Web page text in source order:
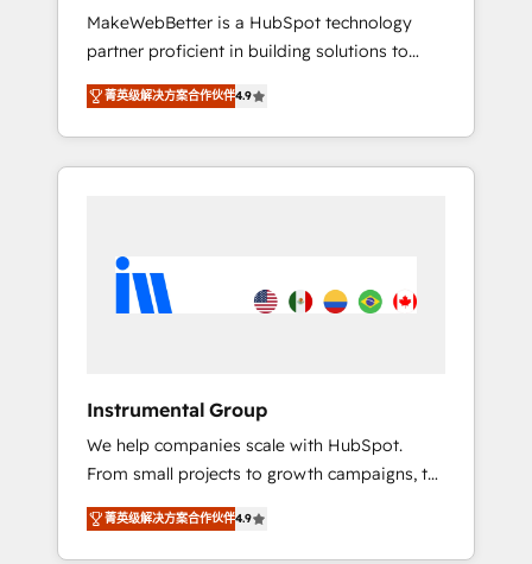
MakeWebBetter is a HubSpot technology
partner proficient in building solutions to
maximize the operational efficiency of
HubSpot. The fastest-growing tech-enabler &
facilitator, MakeWebBetter, hands you the
blend of HubSpot expertise & eminent
HubSpot experience 🤝HubSpot Premier
Integration partner 🤝Google Premier Partner
Harnessing the full potential of the powerful
HubSpot CRM. ✔️A team of HubSpot experts
backed by over 10+ years of HubSpot
experience ✔️Flexible pricing models —
Hourly-fee (assigned one Dedicated
菁英级解决方案合作伙伴4.9
Instrumental Group
We help companies scale with HubSpot.
From small projects to growth campaigns, to
CRM and websites. Hire an agency that's
experienced in every inch of HubSpot and
willing to work hand-in-hand with your team
菁英级解决方案合作伙伴4.9